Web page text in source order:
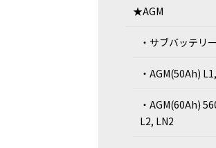
★AGM
・サブバッテリ
・AGM(50Ah)
・AGM(60Ah)
L2, LN2